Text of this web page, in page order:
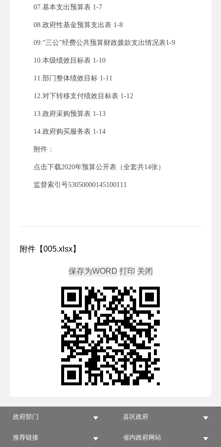
07.基本支出预算表 1-7
08.政府性基金预算支出表 1-8
09.“三公”经费公共预算财政拨款支出情况表1-9
10.本级绩效目标表 1-10
11.部门整体绩效目标 1-11
12.对下转移支付绩效目标表 1-12
13.政府采购预算表 1-13
14.政府购买服务表 1-14
附件：
点击下载2020年预算公开表（全套共14张）
监督索引号53050000145100111
附件【005.xlsx】
政府部门 县区政府
推荐链接 省内政府网站